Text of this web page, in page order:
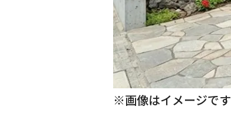
※画像はイメージです